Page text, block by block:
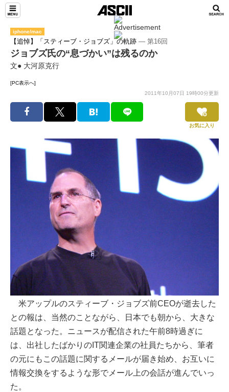
iphone/mac
【追悼】「スティーブ・ジョブズ」の軌跡 ― 第16回
ジョブズ氏の“息づかい”は残るのか
文● 大河原克行
[PC表示へ]
2011年10月07日 19時00分更新
お気に入り
米アップルのスティーブ・ジョブズ前CEOが逝去した
との報は、当然のことながら、日本でも朝から、大きな
話題となった。ニュースが配信された午前8時過ぎに
は、出社したばかりのIT関連企業の社員たちから、筆者
の元にもこの話題に関するメールが届き始め、お互いに
情報交換をするような形でメール上の会話が進んでいっ
た。